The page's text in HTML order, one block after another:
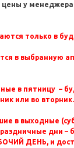
цены у
только в
в выбранную
в пятницу –
или во вторник.
в выходные
дни –
ДЕНЬ, и